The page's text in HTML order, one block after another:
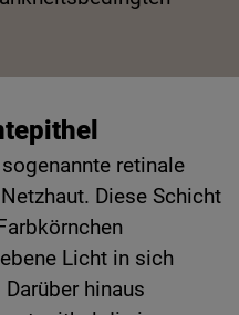
retinale
Diese Schicht
Licht in sich
hinaus